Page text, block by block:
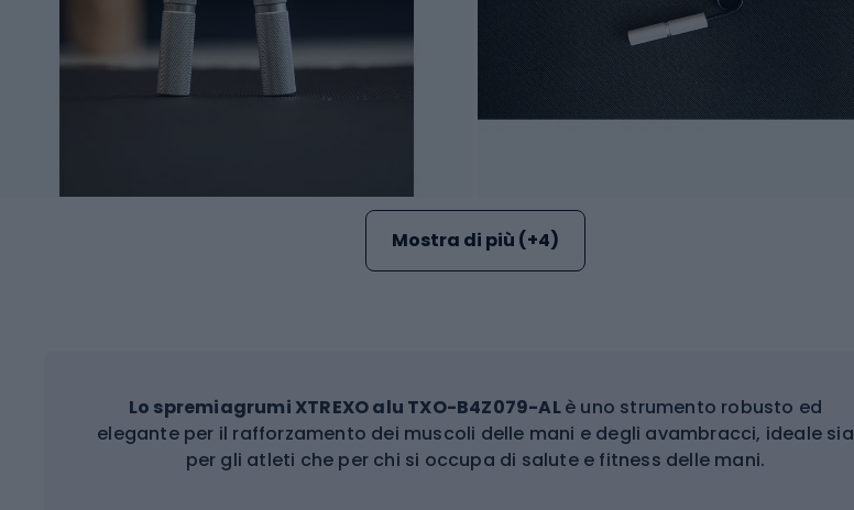
Mostra di più (+4)
Lo spremiagrumi XTREXO alu TXO-B4Z079-ALè uno strumento robusto ed
elegante per il rafforzamento dei muscoli delle mani e degli avambracci, ideale sia
per gli atleti che per chi si occupa di salute e fitness delle mani.